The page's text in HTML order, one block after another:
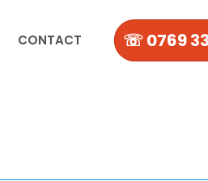
CONTACT ☏ 0769